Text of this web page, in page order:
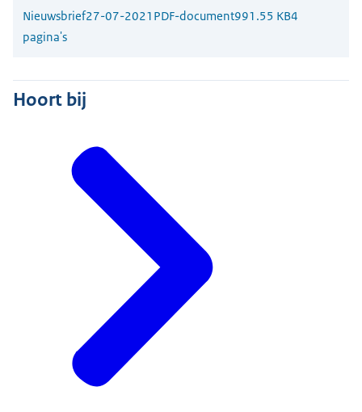
Nieuwsbrief27-07-2021 PDF-document991.55 KB4
pagina's
Hoort bij